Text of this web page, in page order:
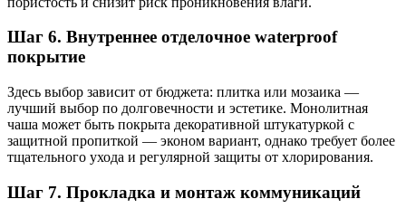
Шаг 6. Внутреннее отделочное waterproof
покрытие
Здесь выбор зависит от бюджета: плитка или мозаика —
лучший выбор по долговечности и эстетике. Монолитная
чашa может быть покрыта декоративной штукатуркой с
защитной пропиткой — эконом вариант, однако требует более
тщательного ухода и регулярной защиты от хлорирования.
Шаг 7. Прокладка и монтаж коммуникаций